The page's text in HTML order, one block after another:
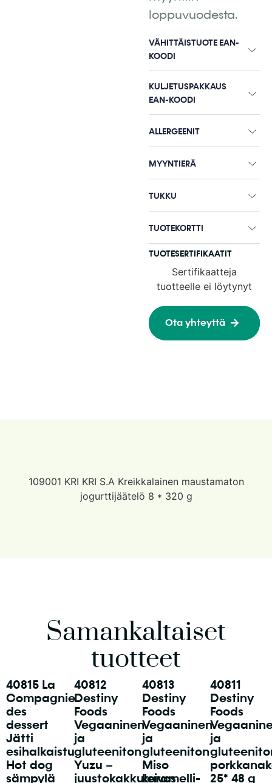
loppuvuodesta.
VÄHITTÄISTUOTE EAN-
KOODI
KULJETUSPAKKAUS
EAN-KOODI
ALLERGEENIT
MYYNTIERÄ
TUKKU
TUOTEKORTTI
TUOTESERTIFIKAATIT
Sertifikaatteja
tuotteelle ei löytynyt
Ota yhteyttä
109001 KRI KRI S.A Kreikkalainen maustamaton
jogurttijäätelö 8 * 320 g
Samankaltaiset
tuotteet
40815 La
Compagnie
des
dessert
Jätti
esihalkaistu
Hot dog
sämpylä
40812
Destiny
Foods
Vegaaninen
ja
gluteeniton
Yuzu –
juustokakkuleivos
40813
Destiny
Foods
Vegaaninen
ja
gluteeniton
Miso
karamelli-
40811
Destiny
Foods
ja
25* 48 g